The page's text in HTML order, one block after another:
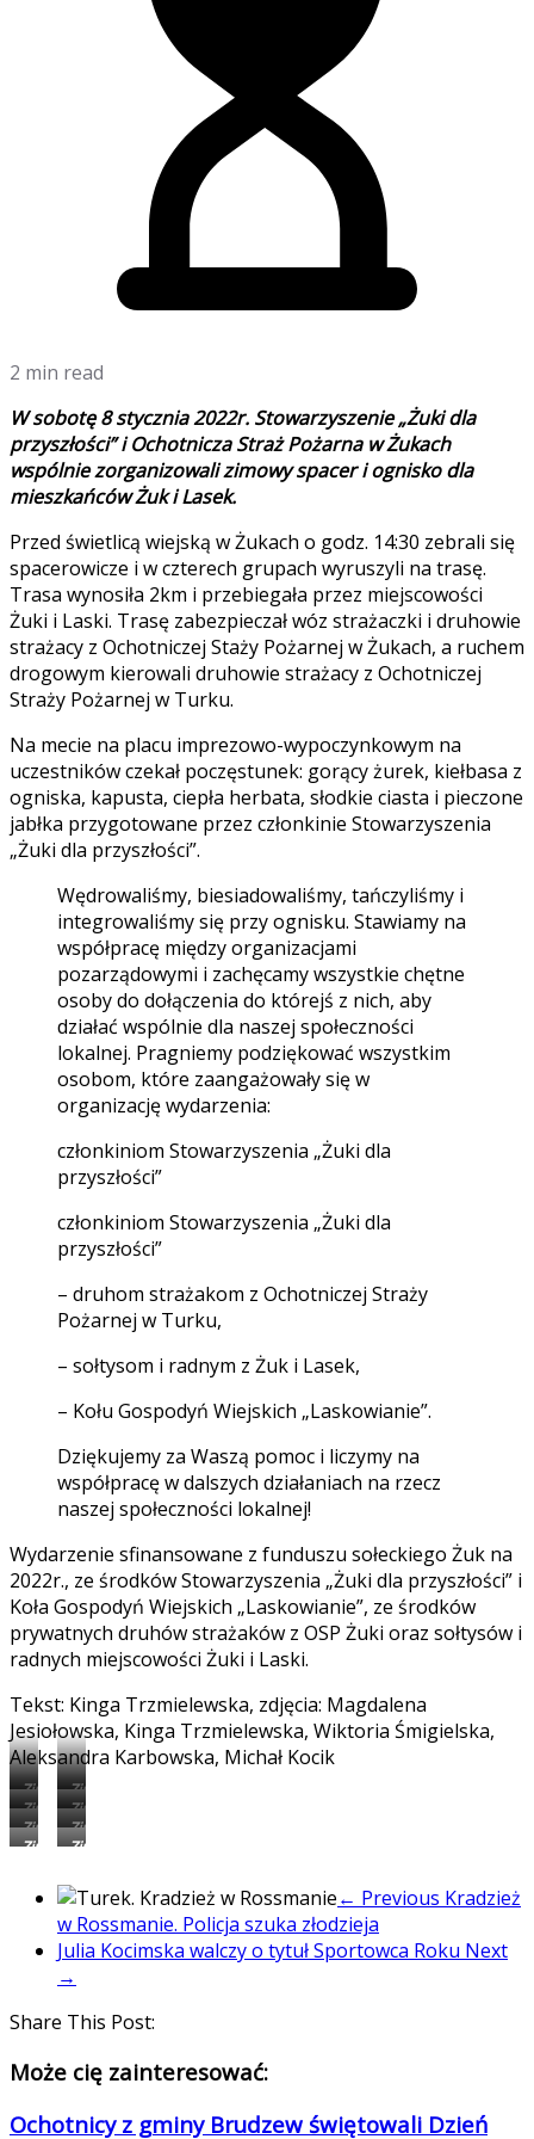
2 min read
W sobotę 8 stycznia 2022r. Stowarzyszenie „Żuki dla
przyszłości” i Ochotnicza Straż Pożarna w Żukach
wspólnie zorganizowali zimowy spacer i ognisko dla
mieszkańców Żuk i Lasek.
Przed świetlicą wiejską w Żukach o godz. 14:30 zebrali się
spacerowicze i w czterech grupach wyruszyli na trasę.
Trasa wynosiła 2km i przebiegała przez miejscowości
Żuki i Laski. Trasę zabezpieczał wóz strażaczki i druhowie
strażacy z Ochotniczej Staży Pożarnej w Żukach, a ruchem
drogowym kierowali druhowie strażacy z Ochotniczej
Straży Pożarnej w Turku.
Na mecie na placu imprezowo-wypoczynkowym na
uczestników czekał poczęstunek: gorący żurek, kiełbasa z
ogniska, kapusta, ciepła herbata, słodkie ciasta i pieczone
jabłka przygotowane przez członkinie Stowarzyszenia
„Żuki dla przyszłości”.
Wędrowaliśmy, biesiadowaliśmy, tańczyliśmy i
integrowaliśmy się przy ognisku. Stawiamy na
współpracę między organizacjami
pozarządowymi i zachęcamy wszystkie chętne
osoby do dołączenia do którejś z nich, aby
działać wspólnie dla naszej społeczności
lokalnej. Pragniemy podziękować wszystkim
osobom, które zaangażowały się w
organizację wydarzenia:
członkiniom Stowarzyszenia „Żuki dla
przyszłości”
członkiniom Stowarzyszenia „Żuki dla
przyszłości”
– druhom strażakom z Ochotniczej Straży
Pożarnej w Turku,
– sołtysom i radnym z Żuk i Lasek,
– Kołu Gospodyń Wiejskich „Laskowianie”.
Dziękujemy za Waszą pomoc i liczymy na
współpracę w dalszych działaniach na rzecz
naszej społeczności lokalnej!
Wydarzenie sfinansowane z funduszu sołeckiego Żuk na
2022r., ze środków Stowarzyszenia „Żuki dla przyszłości” i
Koła Gospodyń Wiejskich „Laskowianie”, ze środków
prywatnych druhów strażaków z OSP Żuki oraz sołtysów i
radnych miejscowości Żuki i Laski.
Tekst: Kinga Trzmielewska, zdjęcia: Magdalena
Jesiołowska, Kinga Trzmielewska, Wiktoria Śmigielska,
Aleksandra Karbowska, Michał Kocik
Zimowy
spacer
i
ognisko
mieszkańców
Lasek
Zimowy
spacer
i
ognisko
mieszkańców
Żuk
i
Lasek
Zimowy
spacer
i
dla
mieszkańców
Lasek
Zimowy
spacer
i
dla
mieszkańców
Żuk
i
Lasek
Zimowy
spacer
ognisko
mieszkańców
Żuk
Zimowy
spacer
ognisko
dla
mieszkańców
Żuk
i
Zimowy
ognisko
mieszkańców
Lasek
Zimowy
i
ognisko
dla
mieszkańców
Żuk
Lasek
← Previous Kradzież
w Rossmanie. Policja szuka złodzieja
Julia Kocimska walczy o tytuł Sportowca Roku Next
→
Share This Post:
Może cię zainteresować:
Ochotnicy z gminy Brudzew świętowali Dzień